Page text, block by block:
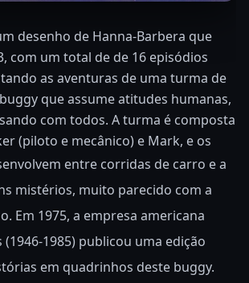
desenho de Hanna-Barbera que
com um total de de 16 episódios
as aventuras de uma turma de
que assume atitudes humanas,
com todos. A turma é composta
(piloto e mecânico) e Mark, e os
entre corridas de carro e a
mistérios, muito parecido com a
Em 1975, a empresa americana
(1946-1985) publicou uma edição
em quadrinhos deste buggy.